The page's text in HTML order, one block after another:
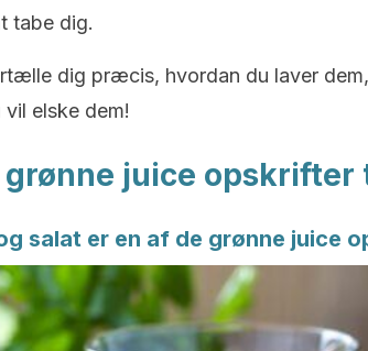
tabe dig.
dig præcis, hvordan du laver
elske dem!
grønne juice
salat er en af de grønne juice